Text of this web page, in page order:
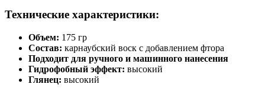
Технические характеристики:
Объем: 175 гр
Состав: карнаубский воск с добавлением фтора
Подходит для ручного и машинного нанесения
Гидрофобный эффект: высокий
Глянец: высокий